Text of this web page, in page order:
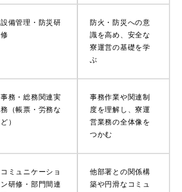
設備管理・防災研
修
防火・防災への意
識を高め、安全な
寮運営の基礎を学
ぶ
事務・総務関連実
務（帳票・労務な
ど）
事務作業や関連制
度を理解し、寮運
営業務の全体像を
つかむ
コミュニケーショ
ン研修・部門間連
他部署との関係構
築や円滑なコミュ